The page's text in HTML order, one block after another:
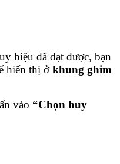
hiệu đã đạt được, bạn
hiển thị ởkhung ghim
vào “Chọn huy